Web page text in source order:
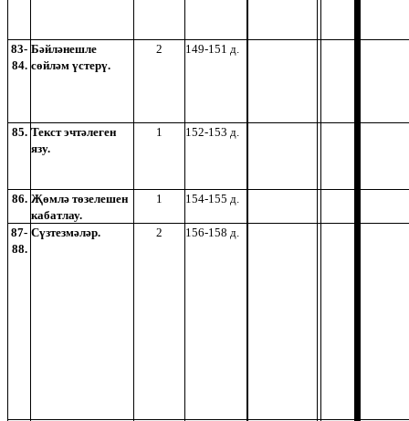
83-
84.
Бәйләнешле
сөйләм үстерү.
2 149-151 д.
85. Текст эчтәлеген
язу.
1 152-153 д.
86. Җөмлә төзелешен
кабатлау.
1 154-155 д.
87-
88.
Сүзтезмәләр. 2 156-158 д.